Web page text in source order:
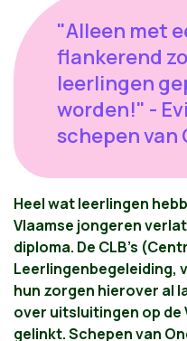
"Alleen met
flankerend
leerlingen
worden!" -
schepen van
Heel wat leerlingen
Vlaamse jongeren
diploma. De CLB’s
Leerlingenbegeleiding,
hun zorgen hierover al
over uitsluitingen op de
gelinkt. Schepen van